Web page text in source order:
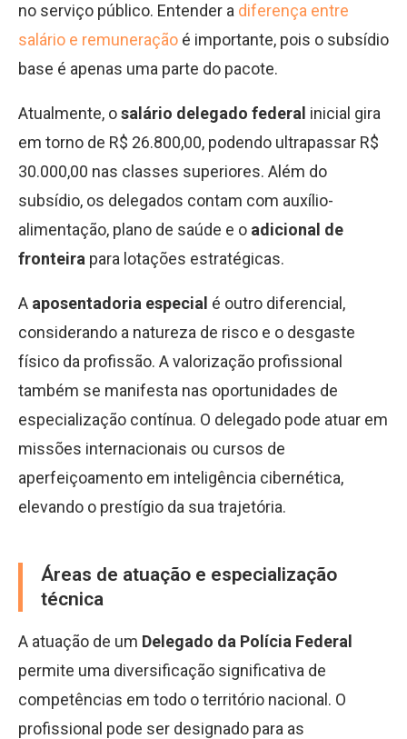
no serviço público. Entender a diferença entre
salário e remuneração é importante, pois o subsídio
base é apenas uma parte do pacote.
Atualmente, osalário delegado federal inicial gira
em torno de R$ 26.800,00, podendo ultrapassar R$
30.000,00 nas classes superiores. Além do
subsídio, os delegados contam com auxílio-
alimentação, plano de saúde e o adicional de
fronteira para lotações estratégicas.
A aposentadoria especial é outro diferencial,
considerando a natureza de risco e o desgaste
físico da profissão. A valorização profissional
também se manifesta nas oportunidades de
especialização contínua. O delegado pode atuar em
missões internacionais ou cursos de
aperfeiçoamento em inteligência cibernética,
elevando o prestígio da sua trajetória.
Áreas de atuação e especialização
técnica
A atuação de um Delegado da Polícia Federal
permite uma diversificação significativa de
competências em todo o território nacional. O
profissional pode ser designado para as